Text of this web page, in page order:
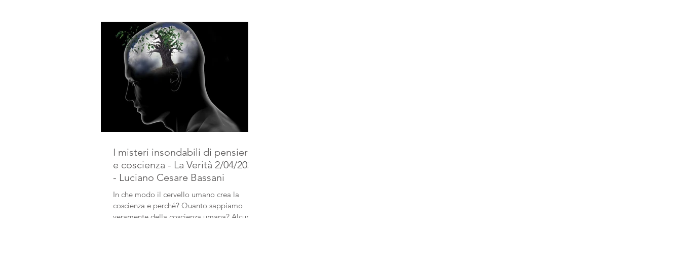
I misteri insondabili di pensiero
e coscienza - La Verità 2/04/2023
- Luciano Cesare Bassani
In che modo il cervello umano crea la
coscienza e perché? Quanto sappiamo
veramente della coscienza umana? Alcune